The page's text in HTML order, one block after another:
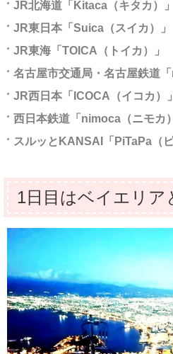
JR北海道「Kitaca（キタカ）」
JR東日本「Suica（スイカ）」
JR東海「TOICA（トイカ）」
名古屋市交通局・名古屋鉄道
JR西日本「ICOCA（イコカ）」
西日本鉄道「nimoca（ニモカ
スルッとKANSAI「PiTaPa（ピ
1日目はベイエリア